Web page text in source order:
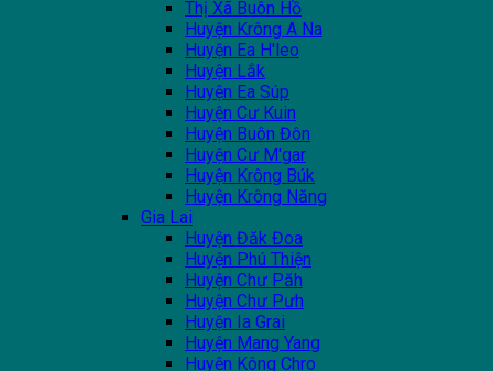
Thị Xã Buôn Hồ
Huyện Krông A Na
Huyện Ea H'leo
Huyện Lắk
Huyện Ea Súp
Huyện Cư Kuin
Huyện Buôn Đôn
Huyện Cư M'gar
Huyện Krông Búk
Huyện Krông Năng
Gia Lai
Huyện Đăk Đoa
Huyện Phú Thiện
Huyện Chư Păh
Huyện Chư Pưh
Huyện Ia Grai
Huyện Mang Yang
Huyện Kông Chro